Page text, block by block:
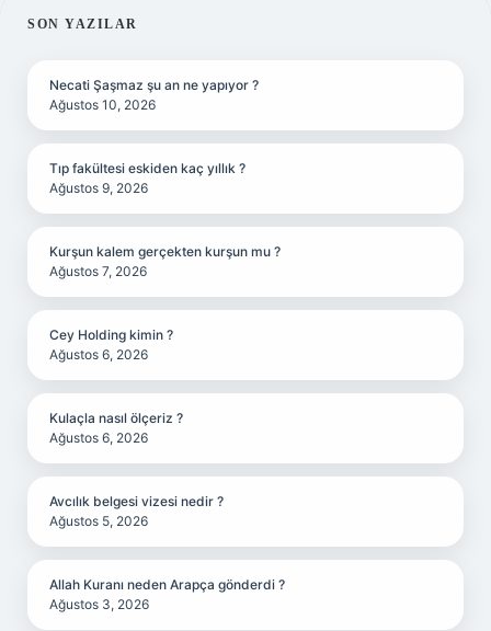
SIDEBAR
SON YAZILAR
Necati Şaşmaz şu an ne yapıyor ?
Ağustos 10, 2026
Tıp fakültesi eskiden kaç yıllık ?
Ağustos 9, 2026
Kurşun kalem gerçekten kurşun mu ?
Ağustos 7, 2026
Cey Holding kimin ?
Ağustos 6, 2026
Kulaçla nasıl ölçeriz ?
Ağustos 6, 2026
Avcılık belgesi vizesi nedir ?
Ağustos 5, 2026
Allah Kuranı neden Arapça gönderdi ?
Ağustos 3, 2026